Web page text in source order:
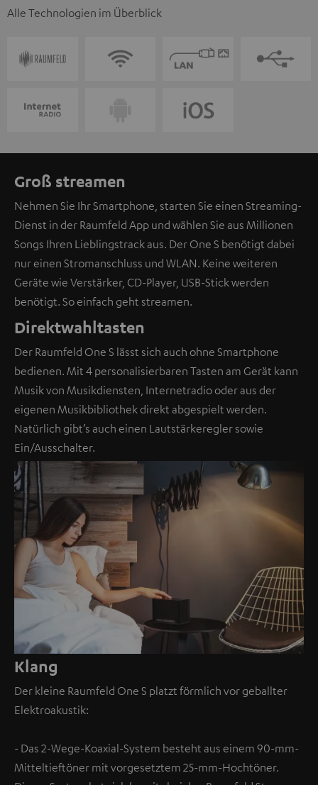
Alle Technologien im Überblick
Groß streamen
Nehmen Sie Ihr Smartphone, starten Sie einen Streaming-
Dienst in der Raumfeld App und wählen Sie aus Millionen
Songs Ihren Lieblingstrack aus. Der One S benötigt dabei
nur einen Stromanschluss und WLAN. Keine weiteren
Geräte wie Verstärker, CD-Player, USB-Stick werden
benötigt. So einfach geht streamen.
Direktwahltasten
Der Raumfeld One S lässt sich auch ohne Smartphone
bedienen. Mit 4 personalisierbaren Tasten am Gerät kann
Musik von Musikdiensten, Internetradio oder aus der
eigenen Musikbibliothek direkt abgespielt werden.
Natürlich gibt’s auch einen Lautstärkeregler sowie
Ein/Ausschalter.
Klang
Der kleine Raumfeld One S platzt förmlich vor geballter
Elektroakustik:
- Das 2-Wege-Koaxial-System besteht aus einem 90-mm-
Mitteltieftöner mit vorgesetztem 25-mm-Hochtöner.